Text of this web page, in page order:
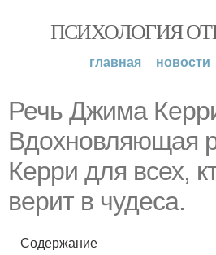
ПСИХОЛОГИЯ
главная новости
Речь Джима
Вдохновляющая
Керри для всех,
верит в чудеса.
Содержание